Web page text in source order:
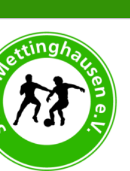
SC 84